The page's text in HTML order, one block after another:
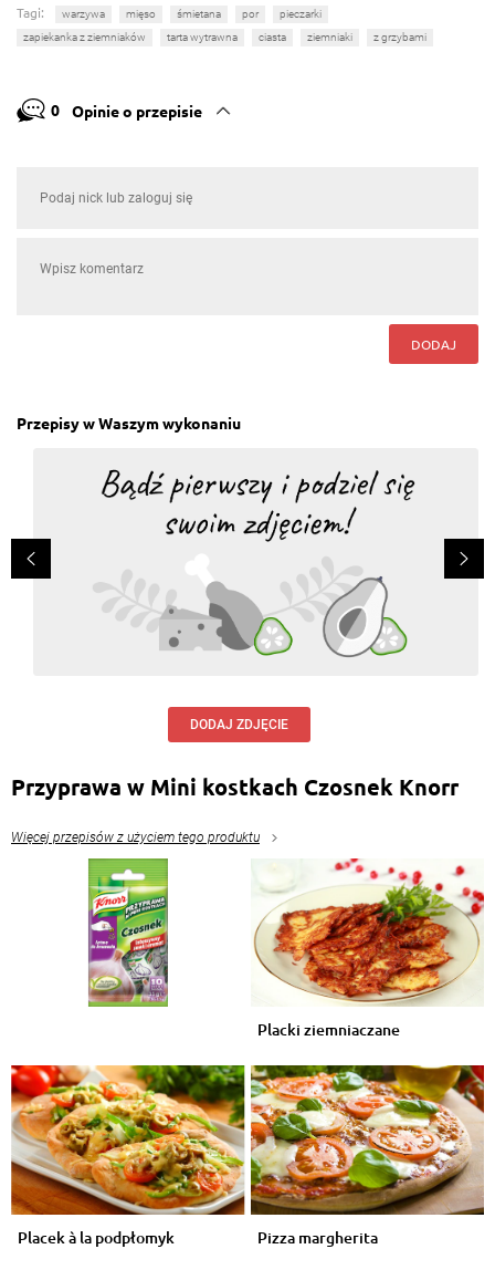
Tagi: warzywa mięso śmietana por
pieczarki
zapiekanka z ziemniaków
tarta wytrawna ciasta ziemniaki z grzybami
0 Opinie o przepisie
DODAJ
Przepisy w Waszym wykonaniu
DODAJ ZDJĘCIE
Przyprawa w Mini kostkach Czosnek Knorr
Więcej przepisów z użyciem tego produktu
Placki ziemniaczane
Placek à la podpłomyk Pizza margherita